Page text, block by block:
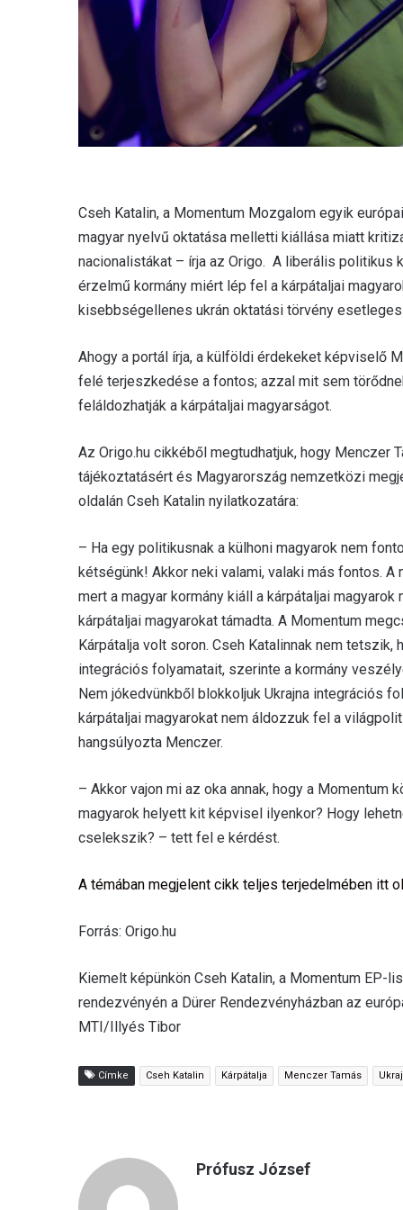
Cseh Katalin, a Momentum Mozgalom egyik
magyar nyelvű oktatása melletti kiállása miatt
nacionalistákat – írja az Origo. A liberális politikus
érzelmű kormány miért lép fel a kárpátaljai
kisebbségellenes ukrán oktatási törvény
Ahogy a portál írja, a külföldi érdekeket képviselő
felé terjeszkedése a fontos; azzal mit sem
feláldozhatják a kárpátaljai magyarságot.
Az Origo.hu cikkéből megtudhatjuk, hogy Menczer
tájékoztatásért és Magyarország nemzetközi
oldalán Cseh Katalin nyilatkozatára:
– Ha egy politikusnak a külhoni magyarok nem
kétségünk! Akkor neki valami, valaki más fontos.
mert a magyar kormány kiáll a kárpátaljai
kárpátaljai magyarokat támadta. A Momentum
Kárpátalja volt soron. Cseh Katalinnak nem tetszik,
integrációs folyamatait, szerinte a kormány
Nem jókedvünkből blokkoljuk Ukrajna integrációs
kárpátaljai magyarokat nem áldozzuk fel a
hangsúlyozta Menczer.
– Akkor vajon mi az oka annak, hogy a
magyarok helyett kit képvisel ilyenkor? Hogy
cselekszik? – tett fel e kérdést.
A témában megjelent cikk teljes terjedelmében itt
Forrás: Origo.hu
Kiemelt képünkön Cseh Katalin, a Momentum EP-
rendezvényén a Dürer Rendezvényházban az
MTI/Illyés Tibor
Címke Cseh Katalin Kárpátalja Menczer Tamás
Prófusz József